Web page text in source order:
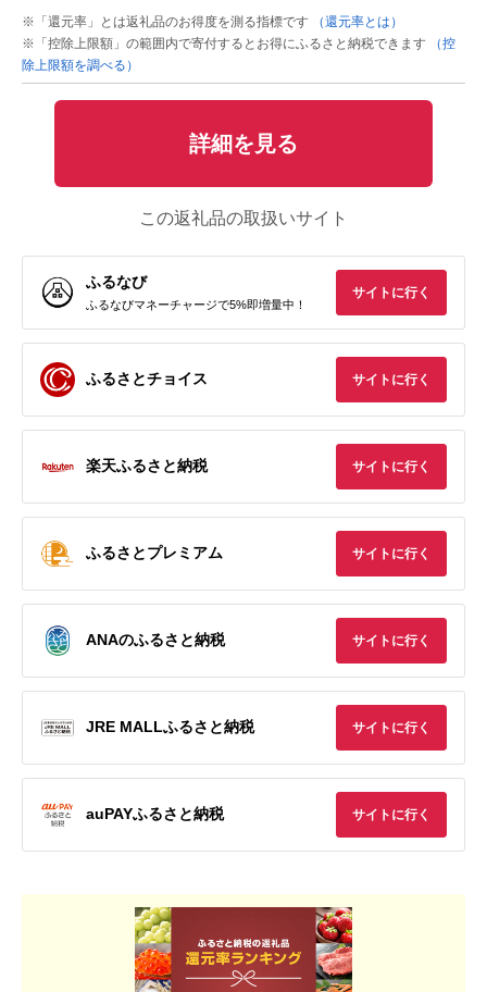
※「還元率」とは返礼品のお得度を測る指標です
（還元率とは）
※「控除上限額」の範囲内で寄付するとお得にふるさと納税できます
（控
除上限額を調べる）
詳細を見る
この返礼品の取扱いサイト
ふるなび
ふるなびマネーチャージで5%即増量中！
サイトに行く
ふるさとチョイス サイトに行く
楽天ふるさと納税 サイトに行く
ふるさとプレミアム サイトに行く
ANAのふるさと納税 サイトに行く
JRE MALLふるさと納税 サイトに行く
auPAYふるさと納税 サイトに行く